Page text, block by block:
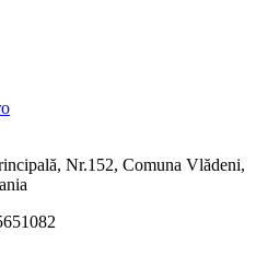
Nr.152, Comuna Vlădeni,